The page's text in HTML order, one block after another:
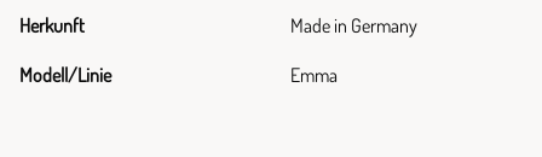
Herkunft Made in Germany
Modell/Linie Emma